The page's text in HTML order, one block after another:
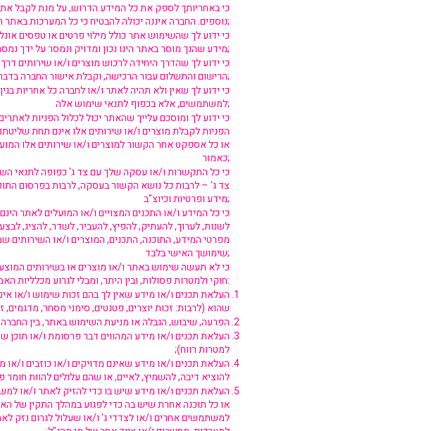
כי באחריותך לספק את כל המידע הדרוש, על מנת לקבל
נוספים. החברה איננה יכולה להבטיח כי כל המערכות באתר תתרענה אם פרטי מידע מסוימים חסרים;
כי ידוע לך שהשימוש אתר כולל מילוי פרטים או טפסים
מידע שהנך מוסר באתר הינו נכון ומדויק ונמסר על ידך נמסר מיזמתך, מרצונך החופשי ללא שום כפיה או שידול;
כי ידוע לך שהדרך היחידה לרכוש מוצרים ו/או שירותים
הרישום והתשלום עבור הרכישה, וקבלת אישור החברה בדבר השלמת הרישום וביצוע התשלום;
כי ידוע לך שאין ולא תהיה לאתר ו/או לחברה כל אחריות
למשתמשים, אלא בכפוף לתנאי שימוש אלה;
כי ידוע לך ומוסכם עלייך שהאתר יכול לכלול הפניות
הפניות לקבלת מוצרים ו/או שירותים אלו אינם תחת
או כל אספקט אחר הקשור למוצרים ו/או שירותים אלו
כאמור;
כי כל התקשרות ו/או עסקה שלך עם צד ג' כפופה לתנאי
צד ג' – לרבות כל נושא הקשור בעסקה, לרבות בפרסום
מידע ופרטיות וכיוצ"ב;
כי כל המידע ו/או התכנים המצויים ו/או המועלים לאתר
לשנות, לערוך, להעתיק, להפיץ, להעביר, לשדר, להציג,
מפרטי המידע, התוכנה, התכנים, המוצרים ו/או
שימושך האישי בלבד;
כי לא תעשה שימוש באתר ו/או מוצרים או בשירותים
חוקי ולמטרות פסולות, ובין היתר, ומבלי לגרוע מכלליות האמור לעיל, הנך מתחייב כי לא תעשה בו כל שימוש לצרכים, כדלקמן:
העלאת תכנים ו/או מידע שאין לך בהם זכות שימוש ו/או
שהוא (לרבות: זכות יוצרים, פטנטים, סימני מסחר, מדגמים,
הפרעה, שיבוש, הגבלה או מניעת השימוש באתר, בין
העלאת תכנים ו/או מידע המהווים דבר פרסומת ו/או
למטרות רווח);
העלאת תכנים ו/או מידע שאינם מדויקים ו/או כוזבים ו/
להוציא דיבה, להשמיץ, לאיים, או שהם עלולים להוות חומר
העלאת תכנים ו/או מידע שיש בו כדי להזיק לאתר ו/או
או כל תוכנה אחרת שיש בה כדי לפגוע במהלך התקין של
למשתמשים אחרים ו/או לצדדי ג' ו/או שעלול לגרום נזק